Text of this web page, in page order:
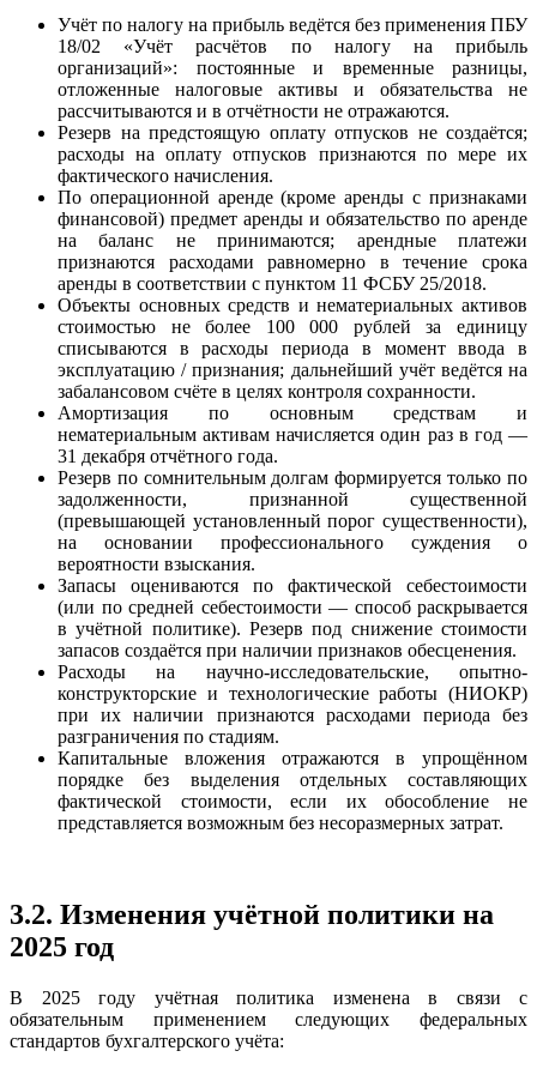
Учёт по налогу на прибыль ведётся без применения ПБУ
18/02 «Учёт расчётов по налогу на прибыль
организаций»: постоянные и временные разницы,
отложенные налоговые активы и обязательства не
рассчитываются и в отчётности не отражаются.
Резерв на предстоящую оплату отпусков не создаётся;
расходы на оплату отпусков признаются по мере их
фактического начисления.
По операционной аренде (кроме аренды с признаками
финансовой) предмет аренды и обязательство по аренде
на баланс не принимаются; арендные платежи
признаются расходами равномерно в течение срока
аренды в соответствии с пунктом 11 ФСБУ 25/2018.
Объекты основных средств и нематериальных активов
стоимостью не более 100 000 рублей за единицу
списываются в расходы периода в момент ввода в
эксплуатацию / признания; дальнейший учёт ведётся на
забалансовом счёте в целях контроля сохранности.
Амортизация по основным средствам и
нематериальным активам начисляется один раз в год —
31 декабря отчётного года.
Резерв по сомнительным долгам формируется только по
задолженности, признанной существенной
(превышающей установленный порог существенности),
на основании профессионального суждения о
вероятности взыскания.
Запасы оцениваются по фактической себестоимости
(или по средней себестоимости — способ раскрывается
в учётной политике). Резерв под снижение стоимости
запасов создаётся при наличии признаков обесценения.
Расходы на научно-исследовательские, опытно-
конструкторские и технологические работы (НИОКР)
при их наличии признаются расходами периода без
разграничения по стадиям.
Капитальные вложения отражаются в упрощённом
порядке без выделения отдельных составляющих
фактической стоимости, если их обособление не
представляется возможным без несоразмерных затрат.
3.2. Изменения учётной политики на
2025 год
В 2025 году учётная политика изменена в связи с
обязательным применением следующих федеральных
стандартов бухгалтерского учёта: